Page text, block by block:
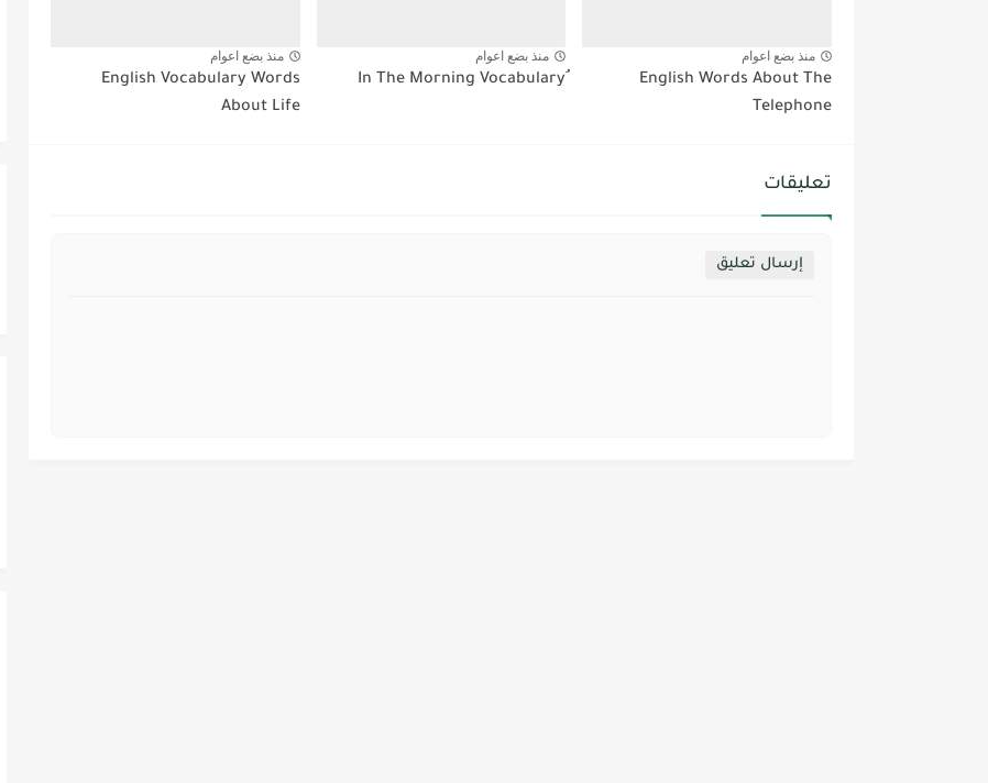
منذ بضع اعوام
English Words About The
Telephone
منذ بضع اعوام منذ بضع اعوام
English Vocabulary Words
About Life
تعليقات
إرسال تعليق